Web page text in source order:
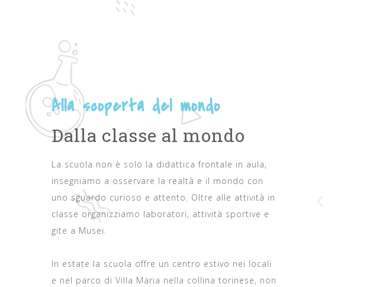
Alla scoperta del mondo
Dalla classe al mondo
La scuola non è solo la didattica frontale in aula,
insegniamo a osservare la realtà e il mondo con
uno sguardo curioso e attento. Oltre alle attività in
classe organizziamo laboratori, attività sportive e
gite a Musei.
In estate la scuola offre un centro estivo nei locali
e nel parco di Villa Maria nella collina torinese, non